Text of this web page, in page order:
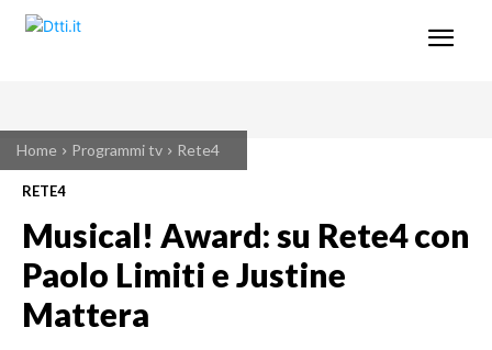
Home Programmi tv Rete4
RETE4
Musical! Award: su Rete4 con
Paolo Limiti e Justine
Mattera